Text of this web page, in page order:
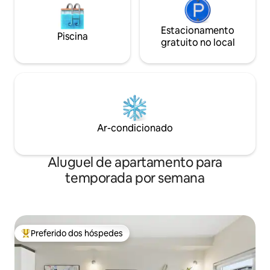
Piscina
Estacionamento
gratuito no local
Ar-condicionado
Aluguel de apartamento para
temporada por semana
Entre os melhores preferidos dos hóspedes
Preferido dos hóspedes